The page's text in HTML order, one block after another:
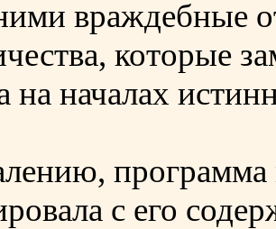
враждебные
которые
на началах
с его